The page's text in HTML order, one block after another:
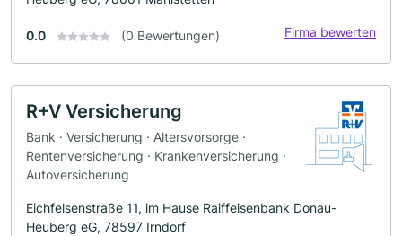
0.0 (0 Bewertungen) Firma bewerten
R+V Versicherung
Bank · Versicherung · Altersvorsorge ·
Rentenversicherung · Krankenversicherung ·
Autoversicherung
Eichfelsenstraße 11, im Hause Raiffeisenbank Donau-
Heuberg eG, 78597 Irndorf